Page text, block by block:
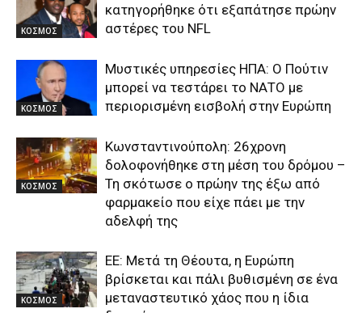
ΚΟΣΜΟΣ
κατηγορήθηκε ότι εξαπάτησε πρώην
αστέρες του NFL
ΚΟΣΜΟΣ
Μυστικές υπηρεσίες ΗΠΑ: Ο Πούτιν
μπορεί να τεστάρει το ΝΑΤΟ με
περιορισμένη εισβολή στην Ευρώπη
ΚΟΣΜΟΣ
Κωνσταντινούπολη: 26χρονη
δολοφονήθηκε στη μέση του δρόμου –
Τη σκότωσε ο πρώην της έξω από
φαρμακείο που είχε πάει με την
αδελφή της
ΚΟΣΜΟΣ
ΕΕ: Μετά τη Θέουτα, η Ευρώπη
βρίσκεται και πάλι βυθισμένη σε ένα
μεταναστευτικό χάος που η ίδια